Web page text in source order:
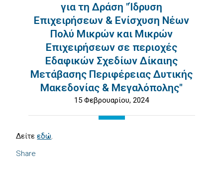
για τη Δράση "Ίδρυση
Επιχειρήσεων & Ενίσχυση Νέων
Πολύ Μικρών και Μικρών
Επιχειρήσεων σε περιοχές
Εδαφικών Σχεδίων Δίκαιης
Μετάβασης Περιφέρειας Δυτικής
Μακεδονίας & Μεγαλόπολης"
15 Φεβρουαρίου, 2024
Share
Δείτεεδώ.